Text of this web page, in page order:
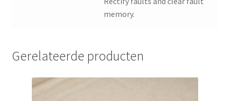
memory.
Gerelateerde producten